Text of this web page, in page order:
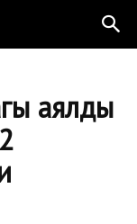
аялды